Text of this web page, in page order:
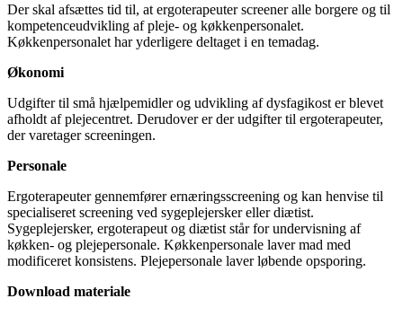
Der skal afsættes tid til, at ergoterapeuter screener alle borgere og til
kompetenceudvikling af pleje- og køkkenpersonalet.
Køkkenpersonalet har yderligere deltaget i en temadag.
Økonomi
Udgifter til små hjælpemidler og udvikling af dysfagikost er blevet
afholdt af plejecentret. Derudover er der udgifter til ergoterapeuter,
der varetager screeningen.
Personale
Ergoterapeuter gennemfører ernæringsscreening og kan henvise til
specialiseret screening ved sygeplejersker eller diætist.
Sygeplejersker, ergoterapeut og diætist står for undervisning af
køkken- og plejepersonale. Køkkenpersonale laver mad med
modificeret konsistens. Plejepersonale laver løbende opsporing.
Download materiale